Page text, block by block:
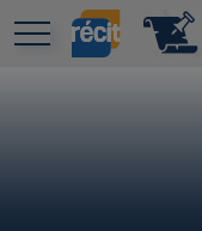
Aller au contenu